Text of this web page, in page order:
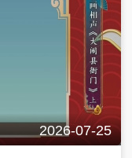
2026-07-25